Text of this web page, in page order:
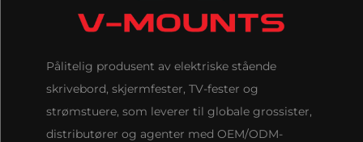
Pålitelig produsent av elektriske stående
skrivebord, skjermfester, TV-fester og
strømstuere, som leverer til globale grossister,
distributører og agenter med OEM/ODM-